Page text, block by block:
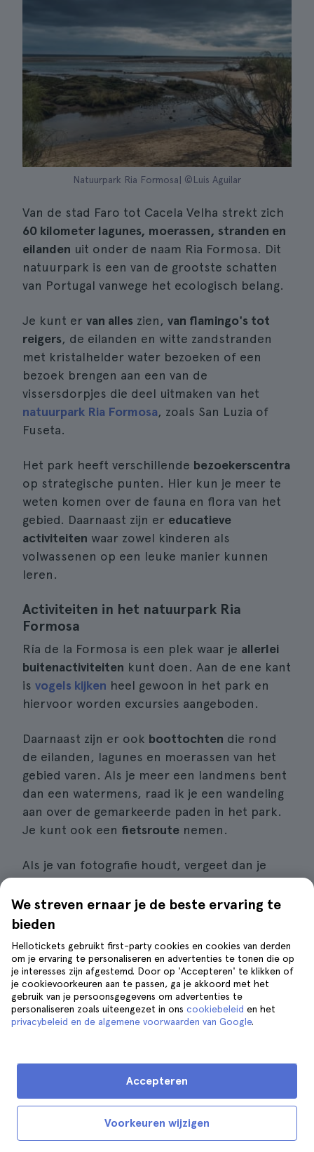
Natuurpark Ria Formosa| ©Luis Aguilar
Van de stad Faro tot Cacela Velha strekt zich
60 kilometer lagunes, moerassen, stranden en
eilanden uit onder de naam Ria Formosa. Dit
natuurpark is een van de grootste schatten
van Portugal vanwege het ecologisch belang.
Je kunt er van alles zien, van flamingo's tot
reigers, de eilanden en witte zandstranden
met kristalhelder water bezoeken of een
bezoek brengen aan een van de
vissersdorpjes die deel uitmaken van het
natuurpark Ria Formosa, zoals San Luzia of
Fuseta.
Het park heeft verschillende bezoekerscentra
op strategische punten. Hier kun je meer te
weten komen over de fauna en flora van het
gebied. Daarnaast zijn er educatieve
activiteiten waar zowel kinderen als
volwassenen op een leuke manier kunnen
leren.
Activiteiten in het natuurpark Ria
Formosa
Ría de la Formosa is een plek waar je allerlei
buitenactiviteiten kunt doen. Aan de ene kant
is vogels kijken heel gewoon in het park en
hiervoor worden excursies aangeboden.
Daarnaast zijn er ook boottochten die rond
de eilanden, lagunes en moerassen van het
gebied varen. Als je meer een landmens bent
dan een watermens, raad ik je een wandeling
aan over de gemarkeerde paden in het park.
Je kunt ook een fietsroute nemen.
Als je van fotografie houdt, vergeet dan je
landschapsfoto'smaken. Naast al het
bovenstaande is het ook gebruikelijk om te
natuurlijk ook gewoon van de stranden
genieten.
We streven ernaar je de beste ervaring te
bieden
Hellotickets gebruikt first-party cookies en cookies van derden
om je ervaring te personaliseren en advertenties te tonen die op
je interesses zijn afgestemd. Door op 'Accepteren' te klikken of
je cookievoorkeuren aan te passen, ga je akkoord met het
gebruik van je persoonsgegevens om advertenties te
personaliseren zoals uiteengezet in ons cookiebeleid en het
privacybeleid en de algemene voorwaarden van Google.
Voorkeuren wijzigen
Accepteren